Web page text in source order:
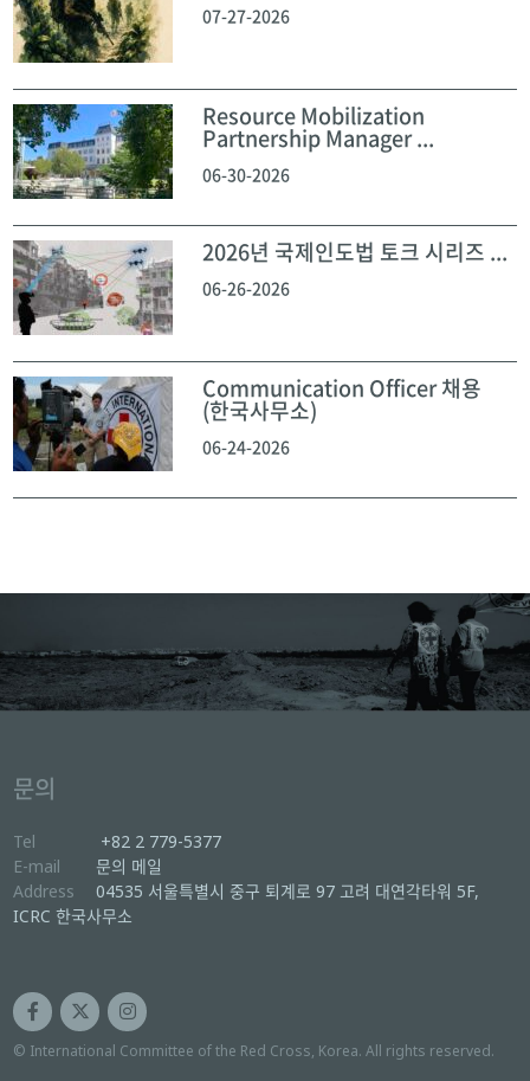
07-27-2026
Resource Mobilization
Partnership Manager ...
06-30-2026
2026년 국제인도법 토크 시리즈 ...
06-26-2026
Communication Officer 채용
(한국사무소)
06-24-2026
문의
Tel
+82 2 779-5377
E-mail
문의 메일
Address
04535 서울특별시 중구 퇴계로 97 고려 대연각타워 5F,
ICRC 한국사무소
© International Committee of the Red Cross, Korea. All rights reserved.